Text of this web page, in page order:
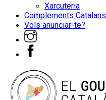
Xarcuteria
Complements Catalans
Vols anunciar-te?